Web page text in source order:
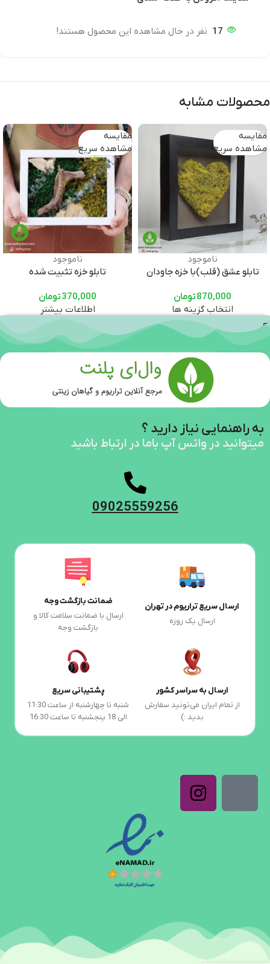
17 نفر در حال مشاهده این محصول هستند!
محصولات مشابه
ناموجود
مقایسه
مشاهده سریع
تابلو عشق (قلب)با خزه جاودان
870,000تومان
انتخاب گزینه ها
ناموجود
مقایسه
مشاهده سریع
تابلو خزه تثبیت شده
370,000تومان
اطلاعات بیشتر
به راهنمایی نیاز دارید ؟
میتوانید در واتس آپ باما در ارتباط باشید
09025559256
ارسال سریع تراریوم در تهران
ارسال یک روزه
ضمانت بازگشت وجه
ارسال با ضمانت سلامت کالا و
بازگشت وجه
ارسال به سراسر کشور
از تمام ایران می‌تونید سفارش
بدید :)
پشتیبانی سریع
شنبه تا چهارشنبه از ساعت 11:30
الی 18 پنجشنبه تا ساعت 16:30